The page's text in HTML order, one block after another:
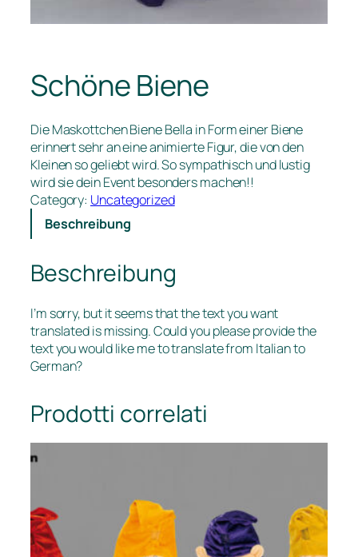
Schöne Biene
Die Maskottchen Biene Bella in Form einer Biene
erinnert sehr an eine animierte Figur, die von den
Kleinen so geliebt wird. So sympathisch und lustig
wird sie dein Event besonders machen!!
Category: Uncategorized
Beschreibung
Beschreibung
I’m sorry, but it seems that the text you want
translated is missing. Could you please provide the
text you would like me to translate from Italian to
German?
Prodotti correlati